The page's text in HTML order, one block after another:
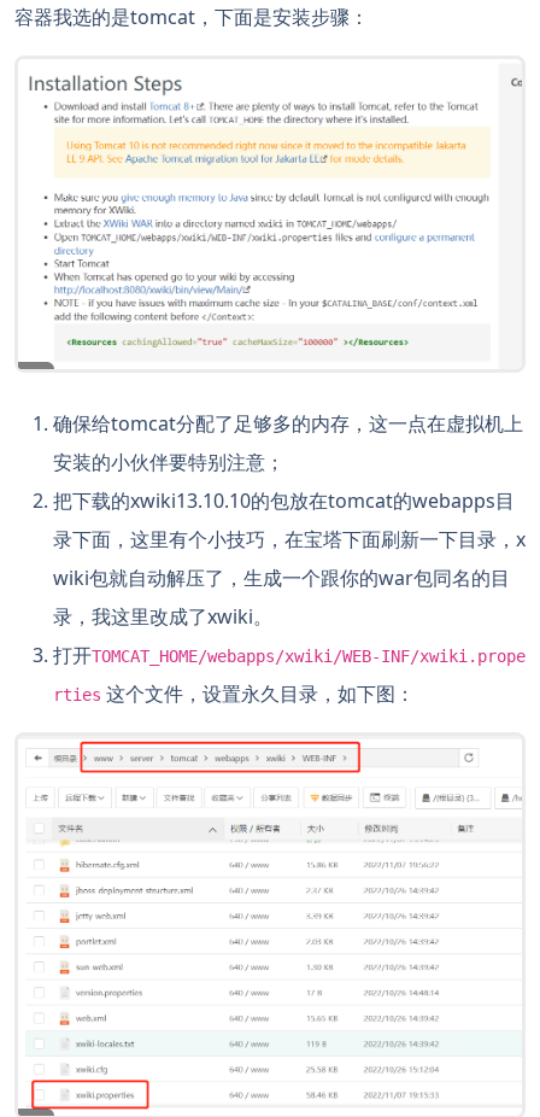
容器我选的是tomcat，下面是安装步骤：
确保给tomcat分配了足够多的内存，这一点在虚拟机上
安装的小伙伴要特别注意；
把下载的xwiki13.10.10的包放在tomcat的webapps目
录下面，这里有个小技巧，在宝塔下面刷新一下目录，x
wiki包就自动解压了，生成一个跟你的war包同名的目
录，我这里改成了xwiki。
打开TOMCAT_HOME/webapps/xwiki/WEB-INF/xwiki.prope
rties 这个文件，设置永久目录，如下图：